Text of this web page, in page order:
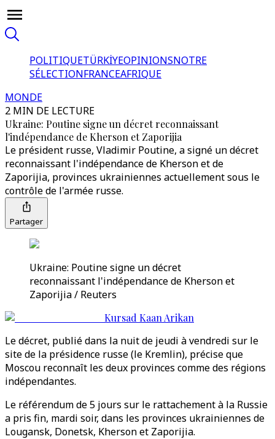
POLITIQUETÜRKİYEOPINIONSNOTRE
SÉLECTIONFRANCEAFRIQUE
MONDE
2 MIN DE LECTURE
Ukraine: Poutine signe un décret reconnaissant
l'indépendance de Kherson et Zaporijia
Le président russe, Vladimir Poutine, a signé un décret
reconnaissant l'indépendance de Kherson et de
Zaporijia, provinces ukrainiennes actuellement sous le
contrôle de l'armée russe.
Partager
Ukraine: Poutine signe un décret
reconnaissant l'indépendance de Kherson et
Zaporijia / Reuters
Kursad Kaan Arikan
Le décret, publié dans la nuit de jeudi à vendredi sur le
site de la présidence russe (le Kremlin), précise que
Moscou reconnaît les deux provinces comme des régions
indépendantes.
Le référendum de 5 jours sur le rattachement à la Russie
a pris fin, mardi soir, dans les provinces ukrainiennes de
Lougansk, Donetsk, Kherson et Zaporijia.